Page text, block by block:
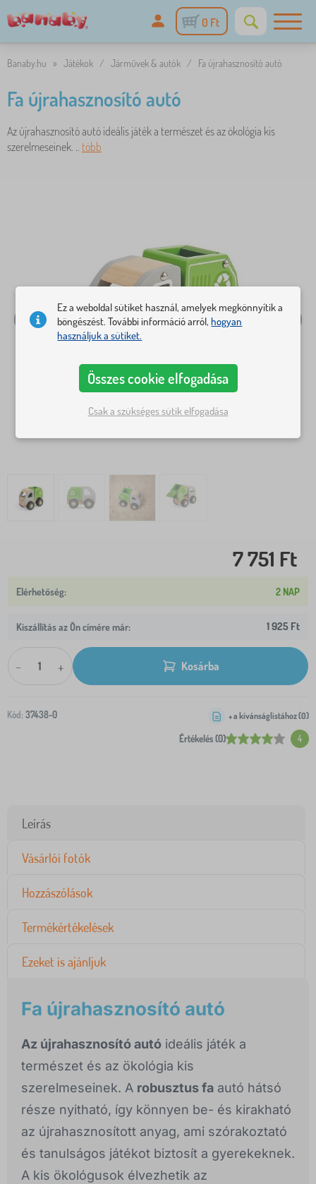
0 Ft
Banaby.hu » Játékok / Járművek & autók / Fa újrahasznosító autó
Fa újrahasznosító autó
Az újrahasznosító autó ideális játék a természet és az ökológia kis
szerelmeseinek. .. több
7 751 Ft
2 NAP
Kiszállítás az Ön címére már: 1 925 Ft
- + Kosárba
Kód: 37438-0
Értékelés (0) 4
+ a kívánságlistához (0)
Leírás
Vásárlói fotók
Hozzászólások
Termékértékelések
Ezeket is ajánljuk
Fa újrahasznosító autó
Az újrahasznosító autó ideális játék a
természet és az ökológia kis
szerelmeseinek. A robusztus fa autó hátsó
része nyitható, így könnyen be- és kirakható
az újrahasznosított anyag, ami szórakoztató
és tanulságos játékot biztosít a gyerekeknek.
A kis ökológusok élvezhetik az
Ez a weboldal sütiket használ, amelyek megkönnyítik a
böngészést. További információ arról,hogyan
használjuk a sütiket.
Összes cookie elfogadása
Csak a szükséges sütik elfogadása